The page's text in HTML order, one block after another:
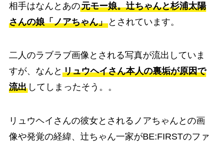
相手はなんとあの元モー娘。辻ちゃんと杉浦太陽
さんの娘「ノアちゃん」とされています。
二人のラブラブ画像とされる写真が流出していま
すが、なんと リュウヘイさん本人の裏垢が原因で
流出してしまったそう。。
リュウヘイさんの彼女とされるノアちゃんとの画
像や発覚の経緯、辻ちゃん一家がBE:FIRSTのファ